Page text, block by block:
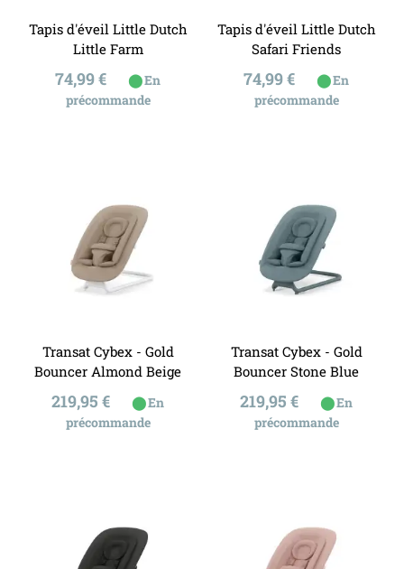
Tapis d'éveil Little Dutch
Little Farm
Prix
74,99 € ⬤En
précommande
Tapis d'éveil Little Dutch
Safari Friends
Prix
74,99 € ⬤En
précommande
Transat Cybex - Gold
Bouncer Almond Beige
Prix
219,95 € ⬤En
précommande
Transat Cybex - Gold
Bouncer Stone Blue
Prix
219,95 € ⬤En
précommande